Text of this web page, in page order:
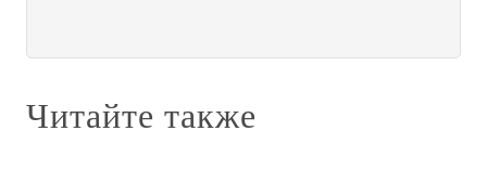
Читайте также